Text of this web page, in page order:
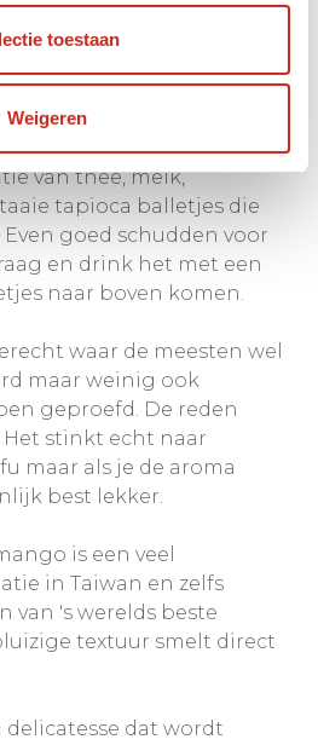
toestaan
Weigeren
traditionele gerechten
waard!
theeeen nationale drank.
van thee, melk,
tapioca balletjes die
goed schudden voor
en drink het met een
naar boven komen.
waar de meesten wel
maar weinig ook
geproefd. De reden
Het stinkt echt naar
maar als je de aroma
best lekker.
is een veel
in Taiwan en zelfs
van 's werelds beste
textuur smelt direct
delicatesse dat wordt